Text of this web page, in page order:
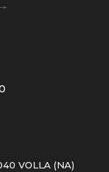
VOLLA (NA)